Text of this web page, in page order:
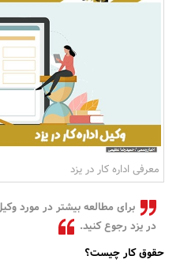
معرفی اداره کار در یزد
برای مطالعه بیشتر در مورد
در یزد رجوع کنید.
حقوق کار چیست؟